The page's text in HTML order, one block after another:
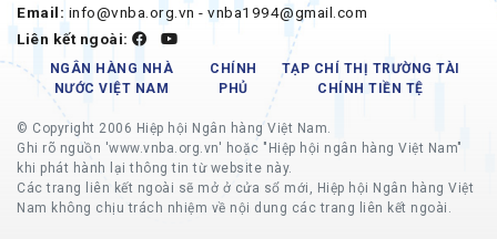
Email: info@vnba.org.vn - vnba1994@gmail.com
Liên kết ngoài:
NGÂN HÀNG NHÀ
NƯỚC VIỆT NAM
CHÍNH
PHỦ
TẠP CHÍ THỊ TRƯỜNG TÀI
CHÍNH TIỀN TỆ
© Copyright 2006 Hiệp hội Ngân hàng Việt Nam.
Ghi rõ nguồn 'www.vnba.org.vn' hoặc "Hiệp hội ngân hàng Việt Nam"
khi phát hành lại thông tin từ website này.
Các trang liên kết ngoài sẽ mở ở cửa sổ mới, Hiệp hội Ngân hàng Việt
Nam không chịu trách nhiệm về nội dung các trang liên kết ngoài.